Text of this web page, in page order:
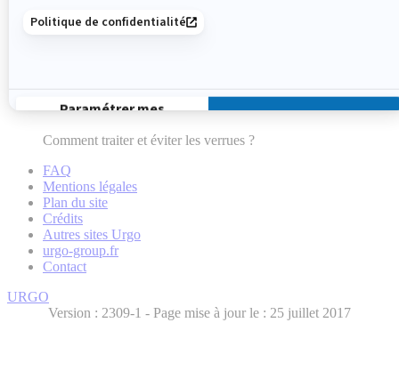
Comment traiter et éviter les verrues ?
FAQ
Mentions légales
Plan du site
Crédits
Autres sites Urgo
urgo-group.fr
Contact
URGO
Version :
- Page mise à jour le : 25 juillet 2017